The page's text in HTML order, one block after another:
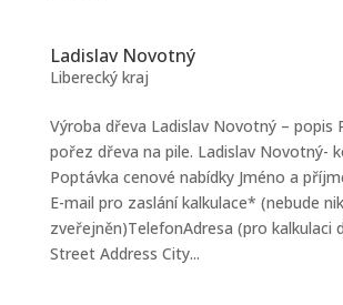
Ladislav Novotný
Liberecký kraj
Výroba dřeva Ladislav Novotný – popis
pořez dřeva na pile. Ladislav Novotný-
Poptávka cenové nabídky Jméno a
E-mail pro zaslání kalkulace* (nebude
zveřejněn)TelefonAdresa (pro kalkulaci
Street Address City...